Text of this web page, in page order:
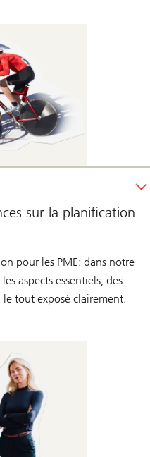
sur la planification
pour les PME: dans notre
aspects essentiels, des
le tout exposé clairement.